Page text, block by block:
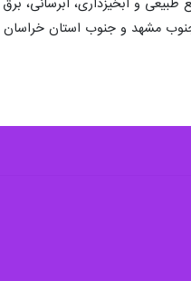
آبرسانی، برق رسانی،‌ بنیاد شهید و